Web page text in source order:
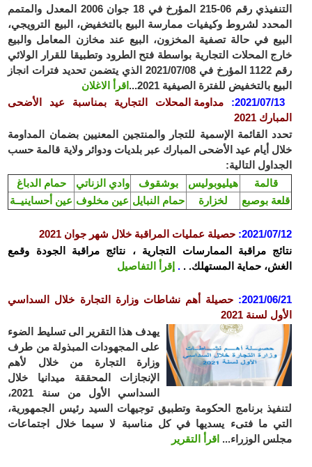
التنفيذي رقم 06-215 المؤرخ في 18 جوان 2006 المعدل والمتمم
لشروط وكيفيات ممارسة البيع بالتخفيض، البيع الترويجي،
في حالة تصفية المخزون، البيع عند مخازن المعامل والبيع
المحلات التجارية بواسطة فتح الطرود وتطبيقا للقرار الولائي
رقم 1122 المؤرخ في 2021/07/08 الذي يتضمن تحديد فترات انجاز
بالتخفيض للفترة الصيفية 2021...
اقرأ الاغلان
2021/07/
:
مداومة المحلات التجارية بمناسبة عيد الأضحى
2021
القائمة الإسمية للتجار والمنتجين المعنيين بضمان المداومة
أيام عيد الأضحى المبارك عبر بلديات ودوائر ولاية قالمة حسب
التالية:
حمام الدباغ
وادي الزناتي بوشقوف هيليوبوليس
عين أحساينيــة عين مخلوف حمام النبايل لخزارة بوصبع
2021/
: حصيلة عمليات المراقبة خلال شهر جوان 2021
مراقبة الممارسات التجارية ، نتائج مراقبة الجودة وقمع
حماية المستهلك. ..إقرأ التفاصيل
2021/
:حصيلة أهم نشاطات وزارة التجارة خلال السداسي
لسنة 2021
يهدف هذا التقرير الى تسليط الضوء
على المجهودات المبذولة من طرف
وزارة التجارة من خلال لأهم
الإنجازات المحققة ميدانيا خلال
السداسي الأول من سنة 2021،
برنامج الحكومة وتطبيق توجيهات السيد رئيس الجمهورية،
ما فتىء يسديها في كل مناسبة لا سيما خلال اجتماعات
الوزراء...اقرأ التقرير